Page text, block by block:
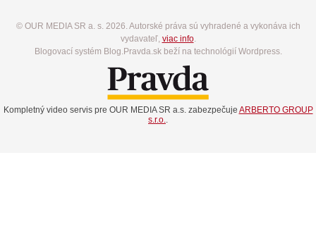
© OUR MEDIA SR a. s. 2026. Autorské práva sú vyhradené a vykonáva ich
vydavateľ, viac info.
Blogovací systém Blog.Pravda.sk beží na technológií Wordpress.
Kompletný video servis pre OUR MEDIA SR a.s. zabezpečuje ARBERTO GROUP
s.r.o.